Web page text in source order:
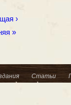
›
»
Статьи